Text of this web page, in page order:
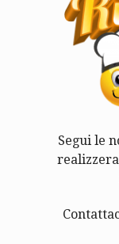
Segui le